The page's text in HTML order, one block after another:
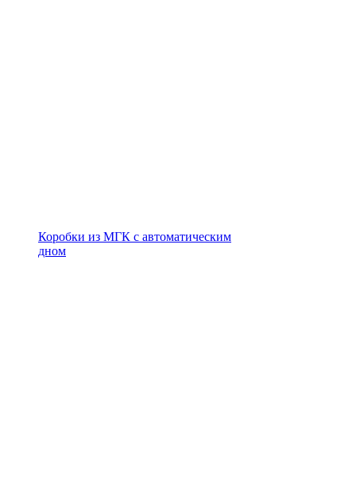
Коробки из МГК с автоматическим
дном